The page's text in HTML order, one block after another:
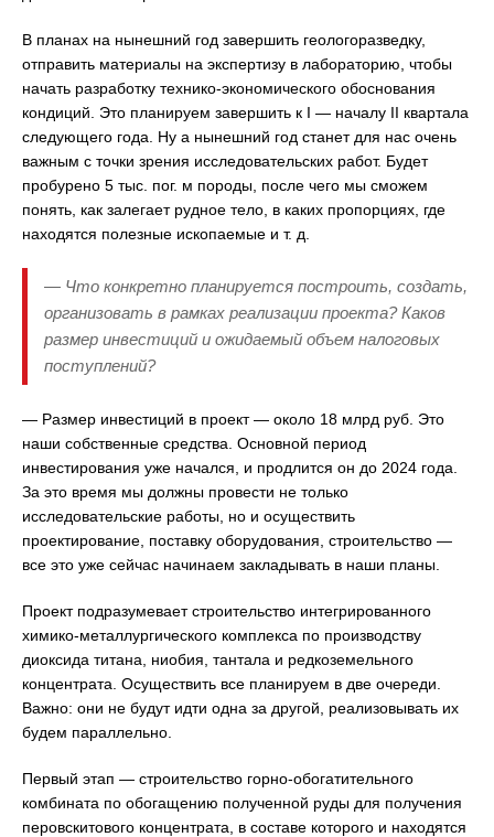
В планах на нынешний год завершить геологоразведку,
отправить материалы на экспертизу в лабораторию, чтобы
начать разработку технико-экономического обоснования
кондиций. Это планируем завершить к I — началу II квартала
следующего года. Ну а нынешний год станет для нас очень
важным с точки зрения исследовательских работ. Будет
пробурено 5 тыс. пог. м породы, после чего мы сможем
понять, как залегает рудное тело, в каких пропорциях, где
находятся полезные ископаемые и т. д.
— Что конкретно планируется построить, создать,
организовать в рамках реализации проекта? Каков
размер инвестиций и ожидаемый объем налоговых
поступлений?
— Размер инвестиций в проект — около 18 млрд руб. Это
наши собственные средства. Основной период
инвестирования уже начался, и продлится он до 2024 года.
За это время мы должны провести не только
исследовательские работы, но и осуществить
проектирование, поставку оборудования, строительство —
все это уже сейчас начинаем закладывать в наши планы.
Проект подразумевает строительство интегрированного
химико-металлургического комплекса по производству
диоксида титана, ниобия, тантала и редкоземельного
концентрата. Осуществить все планируем в две очереди.
Важно: они не будут идти одна за другой, реализовывать их
будем параллельно.
Первый этап — строительство горно-обогатительного
комбината по обогащению полученной руды для получения
перовскитового концентрата, в составе которого и находятся